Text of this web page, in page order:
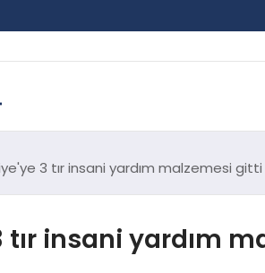
3 tır insani yardım malzemesi gitti
tır insani yardım